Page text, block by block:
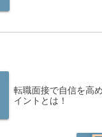
転職面接で自信を高
イントとは！